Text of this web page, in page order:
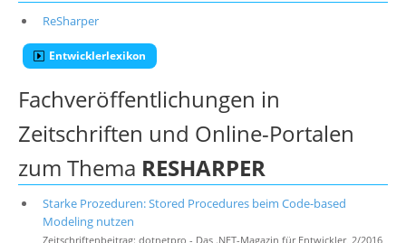
ReSharper
Entwicklerlexikon
Fachveröffentlichungen in
Zeitschriften und Online-Portalen
zum Thema RESHARPER
Starke Prozeduren: Stored Procedures beim Code-based
Modeling nutzen
Zeitschriftenbeitrag: dotnetpro - Das .NET-Magazin für Entwickler, 2/2016